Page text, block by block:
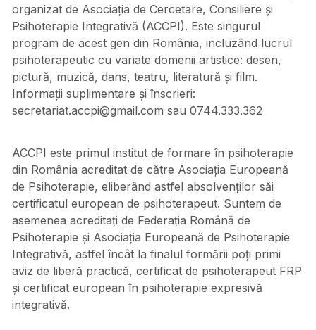
organizat de Asociația de Cercetare, Consiliere și
Psihoterapie Integrativă (ACCPI). Este singurul
program de acest gen din România, incluzând lucrul
psihoterapeutic cu variate domenii artistice: desen,
pictură, muzică, dans, teatru, literatură și film.
Informații suplimentare și înscrieri:
secretariat.accpi@gmail.com sau 0744.333.362
ACCPI este primul institut de formare în psihoterapie
din România acreditat de către Asociația Europeană
de Psihoterapie, eliberând astfel absolvenților săi
certificatul european de psihoterapeut. Suntem de
asemenea acreditați de Federația Română de
Psihoterapie și Asociația Europeană de Psihoterapie
Integrativă, astfel încât la finalul formării poți primi
aviz de liberă practică, certificat de psihoterapeut FRP
și certificat european în psihoterapie expresivă
integrativă.